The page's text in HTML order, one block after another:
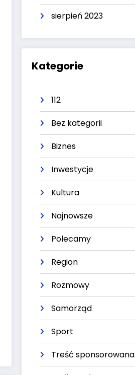
sierpień 2023
Kategorie
112
Bez kategorii
Biznes
Inwestycje
Kultura
Najnowsze
Polecamy
Region
Rozmowy
Samorząd
Sport
Treść sponsorowana